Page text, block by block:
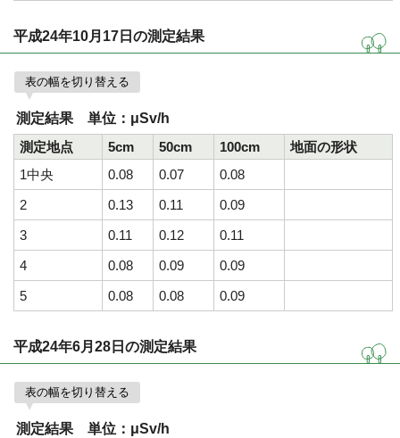
平成24年10月17日の測定結果
表の幅を切り替える
測定結果 単位：μSv/h
測定地点
5cm 50cm 100cm
地面の形状
1中央
0.08 0.07
0.08
2
0.13 0.11
0.09
3
0.11 0.12
0.11
4
0.08 0.09
0.09
5
0.08 0.08 0.09
平成24年6月28日の測定結果
表の幅を切り替える
測定結果 単位：μSv/h